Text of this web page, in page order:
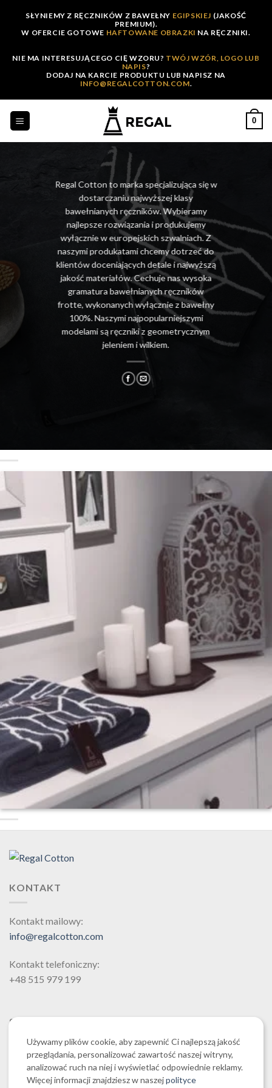
content
SŁYNIEMY Z RĘCZNIKÓW Z BAWEŁNY EGIPSKIEJ (JAKOŚĆ
PREMIUM).
W OFERCIE GOTOWE HAFTOWANE OBRAZKI NA RĘCZNIKI.
NIE MA INTERESUJĄCEGO CIĘ WZORU? TWÓJ WZÓR, LOGO LUB
NAPIS?
DODAJ NA KARCIE PRODUKTU LUB NAPISZ NA
INFO@REGALCOTTON.COM.
0
Regal Cotton to marka specjalizująca się w
dostarczaniu najwyższej klasy
bawełnianych ręczników. Wybieramy
najlepsze rozwiązania i produkujemy
wyłącznie w europejskich szwalniach. Z
naszymi produkatami chcemy dotrzeć do
klientów doceniających detale i najwyższą
jakość materiałów. Cechuje nas wysoka
gramatura bawełnianych ręczników
frotte, wykonanych wyłącznie z bawełny
100%. Naszymi najpopularniejszymi
modelami są ręczniki z geometrycznym
jeleniem i wilkiem.
KONTAKT
Kontakt mailowy:
info@regalcotton.com
Kontakt telefoniczny:
+48 515 979 199
SZUKAJ
Używamy plików cookie, aby zapewnić Ci najlepszą jakość
przeglądania, personalizować zawartość naszej witryny,
analizować ruch na niej i wyświetlać odpowiednie reklamy.
Więcej informacji znajdziesz w naszejpolityce